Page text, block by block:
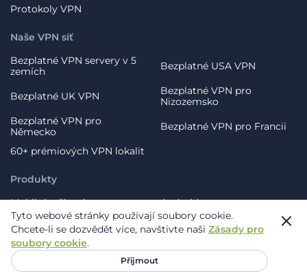
Protokoly VPN
Produkty
Mobilní zařízení
Android
iOS
Samsung
Huawei
Chrome
Naše VPN síť
Bezplatné VPN servery v 5
zemích
Bezplatné USA VPN
Bezplatné UK VPN
Bezplatné VPN pro
Nizozemsko
Bezplatné VPN pro
Německo
Bezplatné VPN pro Francii
60+ prémiových VPN lokalit
Tyto webové stránky používají soubory cookie.
Chcete-li se dozvědět více, navštivte naši Zásady pro
soubory cookie.
Přijmout